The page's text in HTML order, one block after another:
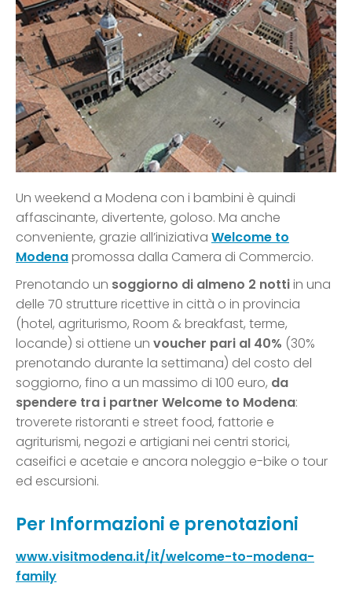
Un weekend a Modena con i bambini è quindi
affascinante, divertente, goloso. Ma anche
conveniente, grazie all’iniziativa Welcome to
Modenapromossa dalla Camera di Commercio.
Prenotando un soggiorno di almeno 2 nottiin una
delle 70 strutture ricettive in città o in provincia
(hotel, agriturismo, Room & breakfast, terme,
locande) si ottiene un voucher pari al 40% (30%
prenotando durante la settimana) del costo del
soggiorno, fino a un massimo di 100 euro, da
spendere tra i partner Welcome to Modena:
troverete ristoranti e street food, fattorie e
agriturismi, negozi e artigiani nei centri storici,
caseifici e acetaie e ancora noleggio e-bike o tour
ed escursioni.
Per Informazioni e prenotazioni
www.visitmodena.it/it/welcome-to-modena-
family